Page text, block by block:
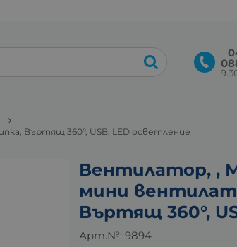
Въртящ 360°, USB, LED осветление
Вентилатор, ,
мини
Въртящ 360°,
Арт.№: 9894